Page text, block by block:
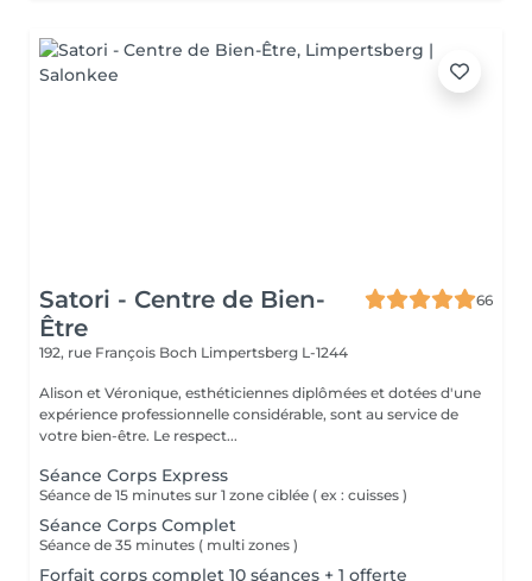
Satori - Centre de Bien-
Être
66
192, rue François Boch Limpertsberg L-1244
Alison et Véronique, esthéticiennes diplômées et dotées d'une
expérience professionnelle considérable, sont au service de
votre bien-être. Le respect...
Séance Corps Express
Séance de 15 minutes sur 1 zone ciblée ( ex : cuisses )
Séance Corps Complet
Séance de 35 minutes ( multi zones )
Forfait corps complet 10 séances + 1 offerte